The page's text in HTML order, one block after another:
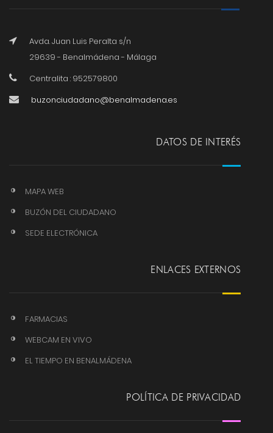
Avda. Juan Luis Peralta s/n
29639 - Benalmádena - Málaga
Centralita : 952579800
buzonciudadano@benalmadena.es
DATOS DE INTERÉS
MAPA WEB
BUZÓN DEL CIUDADANO
SEDE ELECTRÓNICA
ENLACES EXTERNOS
FARMACIAS
WEBCAM EN VIVO
EL TIEMPO EN BENALMÁDENA
POLÍTICA DE PRIVACIDAD